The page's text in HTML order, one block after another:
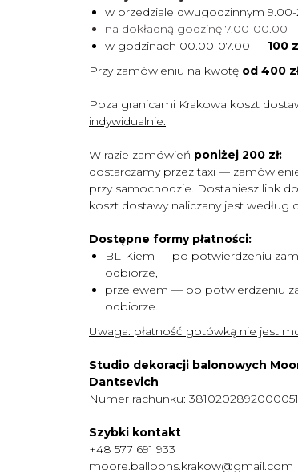
w przedziale dwugodzinnym
na dokładną godzinę 7.00-00.00
w godzinach 00.00-07.00 — 100
Przy zamówieniu na kwotę od 400
Poza granicami Krakowa koszt
indywidualnie.
W razie zamówień poniżej 200 zł:
dostarczamy przez taxi —
przy samochodzie. Dostaniesz link
koszt dostawy naliczany jest według
Dostępne formy płatności:
BLIKiem — po potwierdzeniu
odbiorze,
przelewem — po potwierdzeniu
odbiorze.
Uwaga: płatność gotówką nie jest
Studio dekoracji balonowych
Dantsevich
Numer rachunku:
Szybki kontakt
+48 577 691 933
moore.balloons.krakow@gmail.com